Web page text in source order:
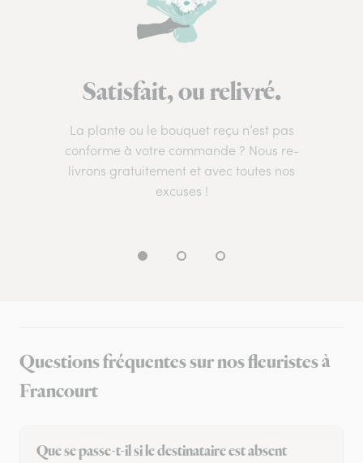
Satisfait, ou relivré.
La plante ou le bouquet reçu n’est pas
conforme à votre commande ? Nous re-
livrons gratuitement et avec toutes nos
excuses !
Questions fréquentes sur nos fleuristes à
Francourt
Que se passe-t-il si le destinataire est absent